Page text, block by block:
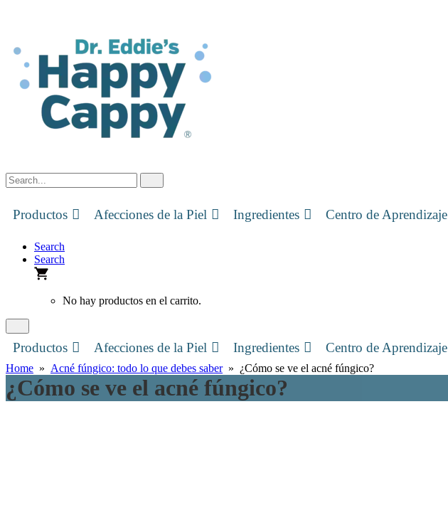
Productos Afecciones de la Piel Ingredientes Centro de Aprendizaje
Search
Search
No hay productos en el carrito.
Productos Afecciones de la Piel Ingredientes Centro de Aprendizaje
Home » Acné fúngico: todo lo que debes saber» ¿Cómo se ve el acné fúngico?
¿Cómo se ve el acné fúngico?